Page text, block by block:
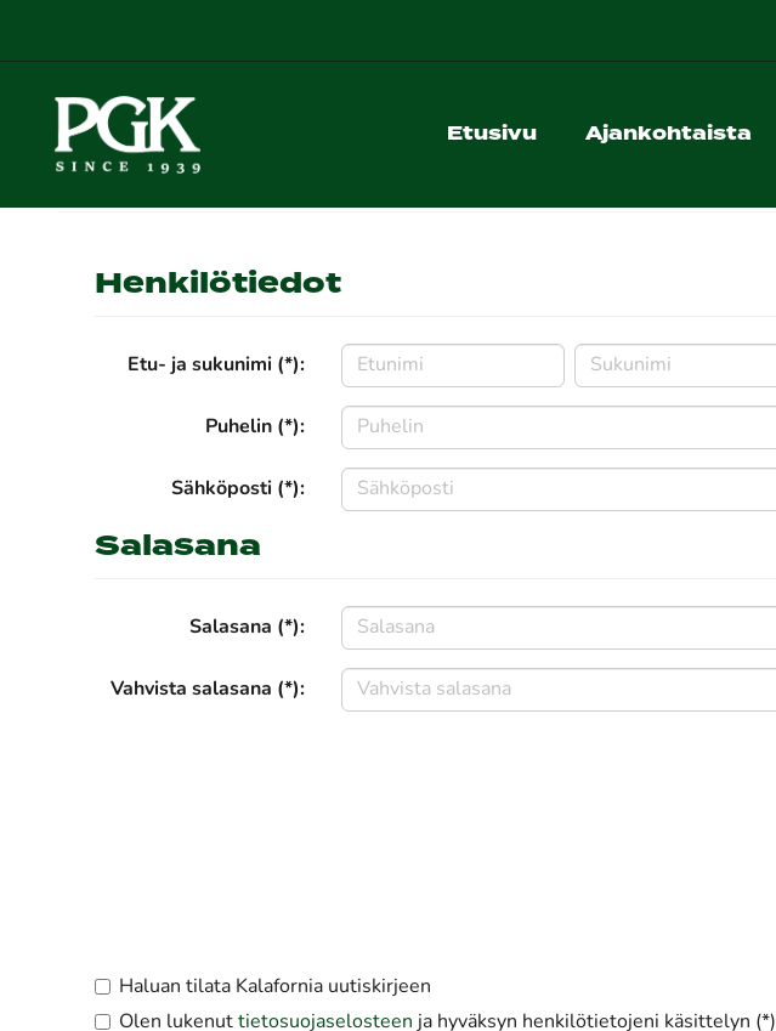
Etusivu Ajankohtaista
Henkilötiedot
Etu- ja sukunimi (*):
Puhelin (*):
Sähköposti (*):
Salasana
Salasana (*):
Vahvista salasana (*):
Haluan tilata Kalafornia uutiskirjeen
Olen lukenut tietosuojaselosteen ja hyväksyn henkilötietojeni käsittelyn (*)